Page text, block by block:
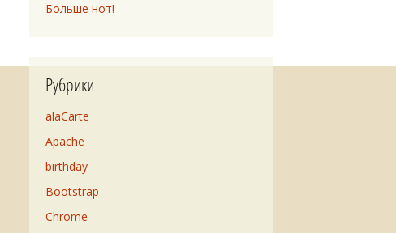
Больше нот!
Рубрики
alaCarte
Apache
birthday
Bootstrap
Chrome